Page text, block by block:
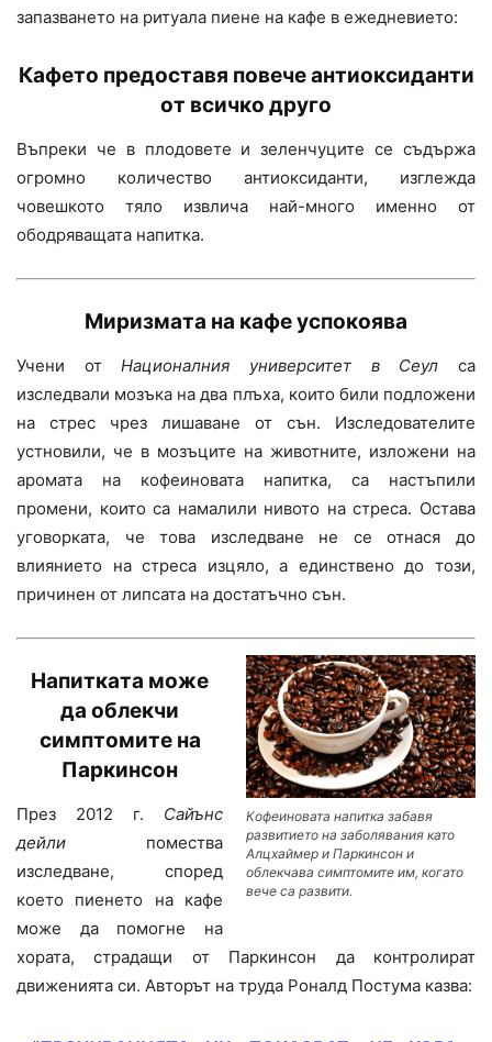
запазването на ритуала пиене на кафе в ежедневието:
Кафето предоставя повече антиоксиданти
от всичко друго
Въпреки че в плодовете и зеленчуците се съдържа
огромно количество антиоксиданти, изглежда
човешкото тяло извлича най-много именно от
ободряващата напитка.
Миризмата на кафеуспокоява
Учени отНационалния университет в Сеул са
изследвали мозъка на два плъха, които били подложени
на стрес чрез лишаване от сън. Изследователите
устновили, че в мозъците на животните, изложени на
аромата на кофеиновата напитка, са настъпили
промени, които са намалили нивото на стреса. Остава
уговорката, че това изследване не се отнася до
влиянието на стреса изцяло, а единствено до този,
причинен от липсата на достатъчно сън.
Кофеиновата напитка забавя
развитието на заболявания като
Алцхаймер и Паркинсон и
облекчава симптомите им, когато
вече са развити.
Напитката може
да облекчи
симптомите на
Паркинсон
През 2012 г. Сайънс
дейли помества
изследване, според
което пиенето на кафе
може да помогне на
хората, страдащи от Паркинсон да контролират
движенията си. Авторът на труда Роналд Постума казва: